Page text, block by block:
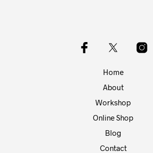
Home
About
Workshop
Online Shop
Blog
Contact